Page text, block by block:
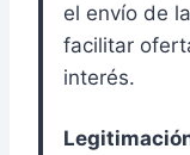
el envío de
facilitar
interés.